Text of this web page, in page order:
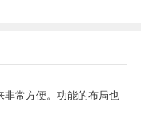
非常方便。功能的布局也